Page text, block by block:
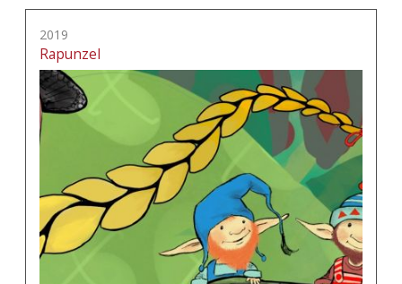
2019
Rapunzel